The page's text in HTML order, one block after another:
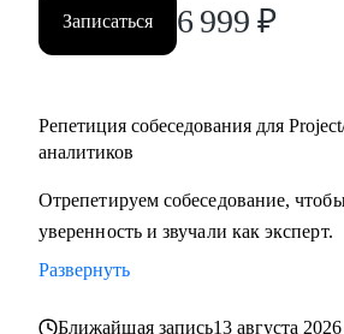
Записаться 6 999 ₽
Репетиция собеседования для
аналитиков
Отрепетируем собеседование,
уверенность и звучали как эксперт.
Развернуть
Ближайшая запись13 августа 2026